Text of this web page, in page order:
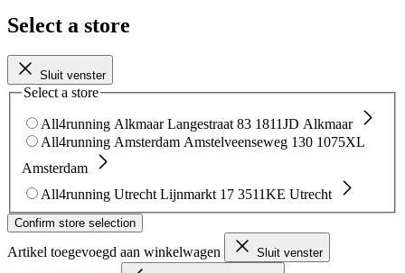
Select a store
Sluit venster
Select a store
All4running Alkmaar Langestraat 83 1811JD Alkmaar
All4running Amsterdam Amstelveenseweg 130 1075XL
Amsterdam
All4running Utrecht Lijnmarkt 17 3511KE Utrecht
Confirm store selection
Artikel toegevoegd aan winkelwagen Sluit venster